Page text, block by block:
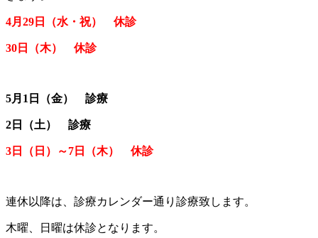
4月29日（水・祝） 休診
30日（木） 休診
5月1日（金） 診療
2日（土） 診療
3日（日）～7日（木） 休診
連休以降は、診療カレンダー通り診療致します。
木曜、日曜は休診となります。